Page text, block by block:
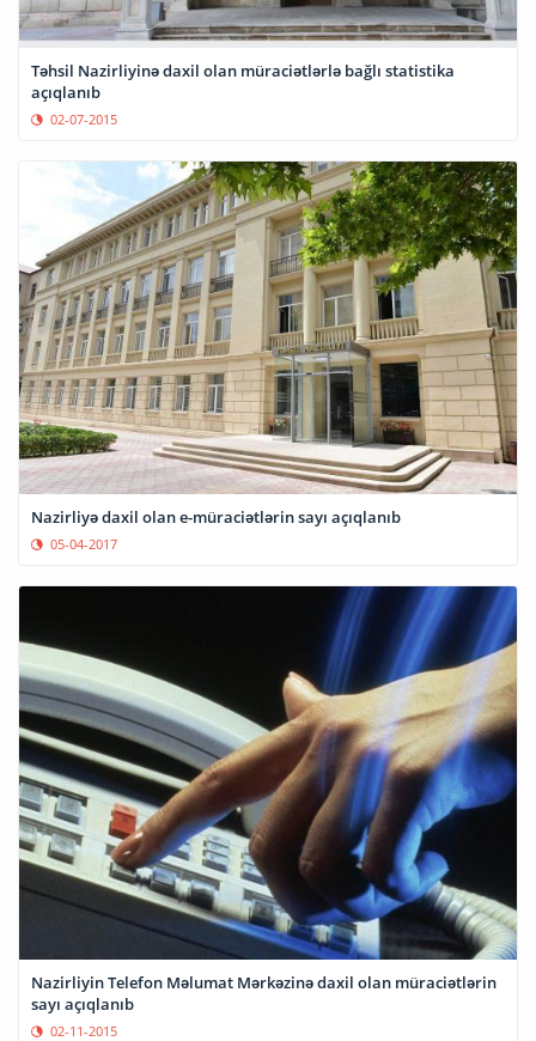
Təhsil Nazirliyinə daxil olan müraciətlərlə bağlı statistika
açıqlanıb
02-07-2015
Nazirliyə daxil olan e-müraciətlərin sayı açıqlanıb
05-04-2017
Nazirliyin Telefon Məlumat Mərkəzinə daxil olan müraciətlərin
sayı açıqlanıb
02-11-2015